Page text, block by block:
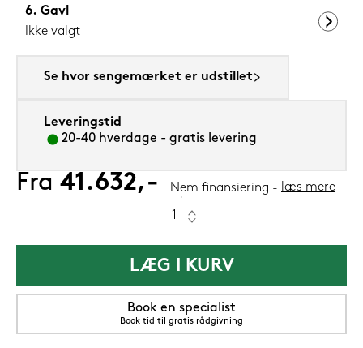
Gavl
Ikke valgt
Se hvor sengemærket er udstillet
Leveringstid
20-40 hverdage - gratis levering
Fra 41.632,- Nem finansiering læs mere
LÆG I KURV
Book en specialist
Book tid til gratis rådgivning